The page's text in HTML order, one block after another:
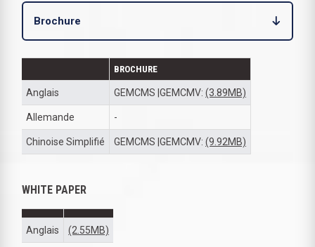
Brochure
BROCHURE
Anglais GEMCMS |GEMCMV: (3.89MB)
Allemande -
Chinoise Simplifié GEMCMS |GEMCMV: (9.92MB)
WHITE PAPER
Anglais (2.55MB)